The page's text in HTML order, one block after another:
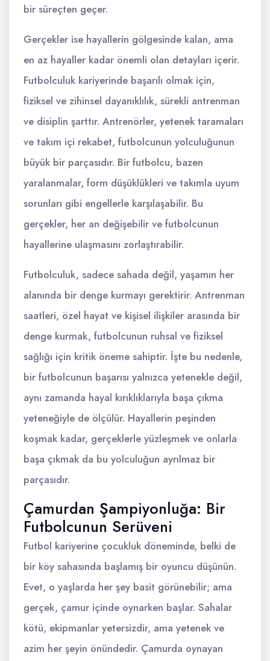
bir süreçten geçer.
Gerçekler ise hayallerin gölgesinde kalan, ama
en az hayaller kadar önemli olan detayları içerir.
Futbolculuk kariyerinde başarılı olmak için,
fiziksel ve zihinsel dayanıklılık, sürekli antrenman
ve disiplin şarttır. Antrenörler, yetenek taramaları
ve takım içi rekabet, futbolcunun yolculuğunun
büyük bir parçasıdır. Bir futbolcu, bazen
yaralanmalar, form düşüklükleri ve takımla uyum
sorunları gibi engellerle karşılaşabilir. Bu
gerçekler, her an değişebilir ve futbolcunun
hayallerine ulaşmasını zorlaştırabilir.
Futbolculuk, sadece sahada değil, yaşamın her
alanında bir denge kurmayı gerektirir. Antrenman
saatleri, özel hayat ve kişisel ilişkiler arasında bir
denge kurmak, futbolcunun ruhsal ve fiziksel
sağlığı için kritik öneme sahiptir. İşte bu nedenle,
bir futbolcunun başarısı yalnızca yetenekle değil,
aynı zamanda hayal kırıklıklarıyla başa çıkma
yeteneğiyle de ölçülür. Hayallerin peşinden
koşmak kadar, gerçeklerle yüzleşmek ve onlarla
başa çıkmak da bu yolculuğun ayrılmaz bir
parçasıdır.
Çamurdan Şampiyonluğa: Bir
Futbolcunun Serüveni
Futbol kariyerine çocukluk döneminde, belki de
bir köy sahasında başlamış bir oyuncu düşünün.
Evet, o yaşlarda her şey basit görünebilir; ama
gerçek, çamur içinde oynarken başlar. Sahalar
kötü, ekipmanlar yetersizdir, ama yetenek ve
azim her şeyin önündedir. Çamurda oynayan